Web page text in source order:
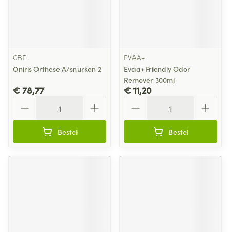
CBF
Oniris Orthese A/snurken 2
€ 78,77
Bestel
EVAA+
Evaa+ Friendly Odor
Remover 300ml
€ 11,20
Bestel